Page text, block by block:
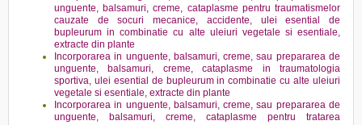
unguente, balsamuri, creme, cataplasme pentru traumatismelor
cauzate de socuri mecanice, accidente, ulei esential de
bupleurum in combinatie cu alte uleiuri vegetale si esentiale,
extracte din plante
Incorporarea in unguente, balsamuri, creme, sau prepararea de
unguente, balsamuri, creme, cataplasme in traumatologia
sportiva, ulei esential de bupleurum in combinatie cu alte uleiuri
vegetale si esentiale, extracte din plante
Incorporarea in unguente, balsamuri, creme, sau prepararea de
unguente, balsamuri, creme, cataplasme pentru tratarea